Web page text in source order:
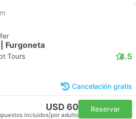
Furgoneta
Tours 4.5
Cancelación gratis
USD 60
incluidos por adulto
Reservar